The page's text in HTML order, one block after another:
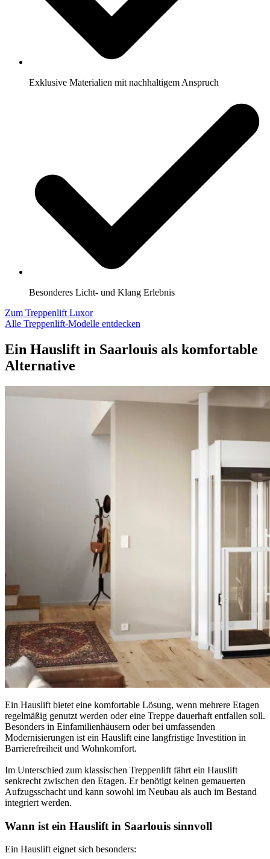
Exklusive Materialien mit nachhaltigem Anspruch
Besonderes Licht- und Klang Erlebnis
Zum Treppenlift Luxor
Alle Treppenlift-Modelle entdecken
Ein Hauslift in Saarlouis als komfortable
Alternative
Ein Hauslift bietet eine komfortable Lösung, wenn mehrere Etagen
regelmäßig genutzt werden oder eine Treppe dauerhaft entfallen soll.
Besonders in Einfamilienhäusern oder bei umfassenden
Modernisierungen ist ein Hauslift eine langfristige Investition in
Barrierefreiheit und Wohnkomfort.
Im Unterschied zum klassischen Treppenlift fährt ein Hauslift
senkrecht zwischen den Etagen. Er benötigt keinen gemauerten
Aufzugsschacht und kann sowohl im Neubau als auch im Bestand
integriert werden.
Wann ist ein Hauslift in Saarlouis sinnvoll
Ein Hauslift eignet sich besonders: